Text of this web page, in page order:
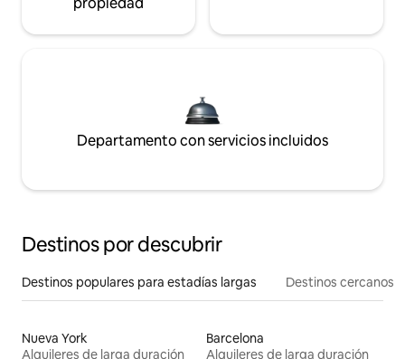
Departamento con servicios incluidos
Destinos por descubrir
Destinos populares para estadías largas Destinos cercanos
Nueva York
Alquileres de larga duración
Barcelona
Alquileres de larga duración